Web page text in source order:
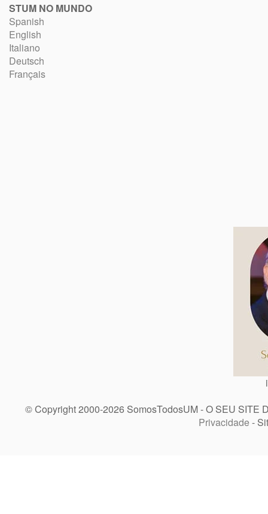
STUM NO MUNDO
Spanish
English
Italiano
Deutsch
Français
© Copyright 2000-2026 SomosTodosUM - O SEU SITE
Privacidade -